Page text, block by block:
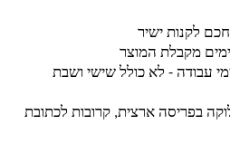
לקנות ישיר
אספקה - עד 15-20 ימי עבודה - לא כולל שישי ושבת
בפריסה ארצית, קרובות לכתובת